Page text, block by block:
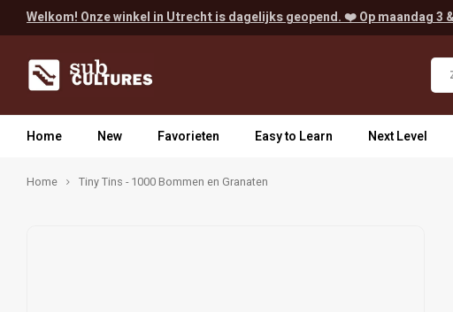
Welkom! Onze winkel in Utrecht is dagelijks geopend. ❤️ Op maandag 3
Home New Favorieten Easy to Learn Next Level
Home Tiny Tins - 1000 Bommen en Granaten